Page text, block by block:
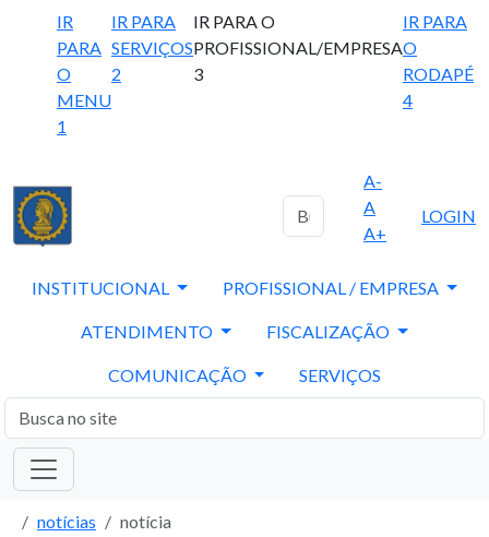
IR
PARA
O
MENU
1
IR PARA
SERVIÇOS
2
IR PARA O
PROFISSIONAL/EMPRESA
3
IR PARA
O
RODAPÉ
4
A-
A
A+
LOGIN
INSTITUCIONAL PROFISSIONAL / EMPRESA
ATENDIMENTO FISCALIZAÇÃO
COMUNICAÇÃO SERVIÇOS
notícias notícia